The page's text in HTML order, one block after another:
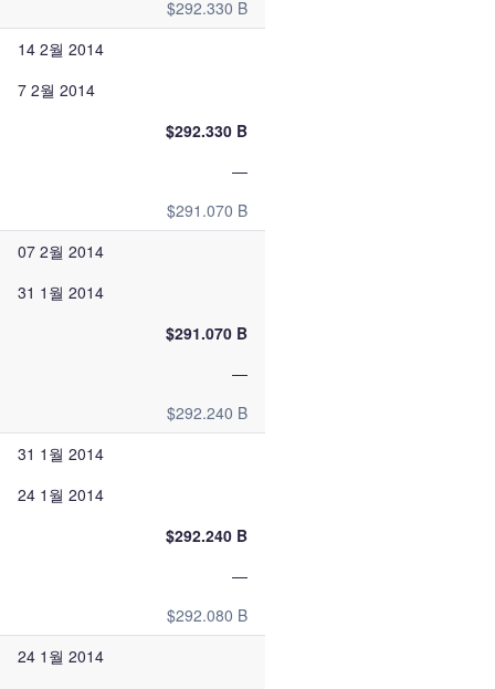
$292.330 B
14 2월 2014
7 2월 2014
$292.330 B
—
$291.070 B
07 2월 2014
31 1월 2014
$291.070 B
—
$292.240 B
31 1월 2014
24 1월 2014
$292.240 B
—
$292.080 B
24 1월 2014